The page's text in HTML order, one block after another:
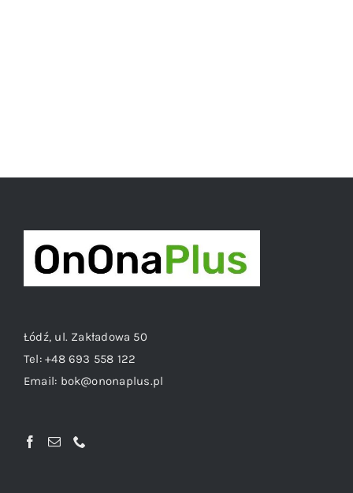
Łódź, ul. Zakładowa 50
Tel:+48 693 558 122
Email: bok@ononaplus.pl